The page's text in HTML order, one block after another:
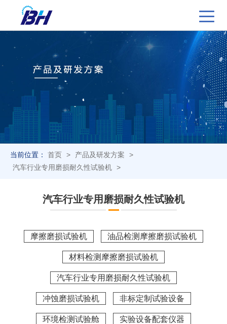
当前位置： 首页 > 产品及研发方案
>
汽车行业专用磨损耐久性试验机 >
汽车行业专用磨损耐久性试验机
摩擦磨损试验机 油品检测摩擦磨损试验机
材料检测摩擦磨损试验机
汽车行业专用磨损耐久性试验机
冲蚀磨损试验机 非标定制试验设备
环境检测试验舱 实验设备配套仪器